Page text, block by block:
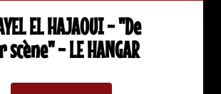
EL HAJAOUI - "De
- LE HANGAR